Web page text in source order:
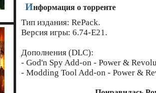
Информация о торренте
Тип издания: RePack.
Версия игры: 6.74-E21.
Дополнения (DLC):
- God'n Spy Add-on - Power &
- Modding Tool Add-on - Power &